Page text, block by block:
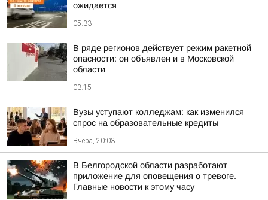
ожидается
05:33
В ряде регионов действует режим ракетной
опасности: он объявлен и в Московской
области
03:15
Вузы уступают колледжам: как изменился
спрос на образовательные кредиты
Вчера, 20:03
В Белгородской области разработают
приложение для оповещения о тревоге.
Главные новости к этому часу